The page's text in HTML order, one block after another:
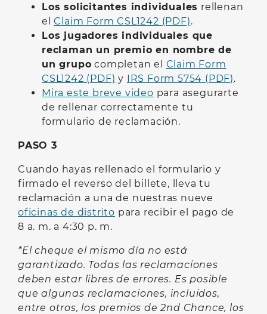
Los solicitantes individuales rellenan
elClaim Form CSL1242 (PDF).
Los jugadores individuales que
reclaman un premio en nombre de
un grupo completan el Claim Form
CSL1242 (PDF) y IRS Form 5754 (PDF).
Mira este breve video para asegurarte
de rellenar correctamente tu
formulario de reclamación.
PASO 3
Cuando hayas rellenado el formulario y
firmado el reverso del billete, lleva tu
reclamación a una de nuestras nueve
oficinas de distrito para recibir el pago de
8 a. m. a 4:30 p. m.
*El cheque el mismo día no está
garantizado. Todas las reclamaciones
deben estar libres de errores. Es posible
que algunas reclamaciones, incluidos,
entre otros, los premios de 2nd Chance, los